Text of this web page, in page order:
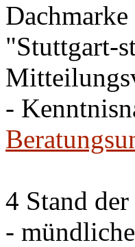
Dachmarke
"Stuttgart-
-
4 Stand
-